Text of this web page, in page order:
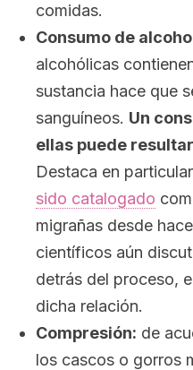
comidas.
Consumo de
alcohólicas
sustancia hace que
sanguíneos. Un
ellas puede
Destaca en
sido catalogado
migrañas desde
científicos aún
detrás del proceso,
dicha relación.
Compresión: de
los cascos o gorros